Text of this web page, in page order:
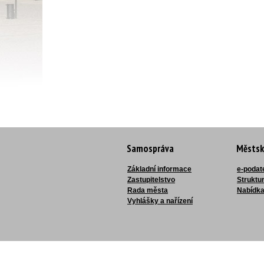
Samospráva
Základní informace
Zastupitelstvo
Rada města
Vyhlášky a nařízení
e-